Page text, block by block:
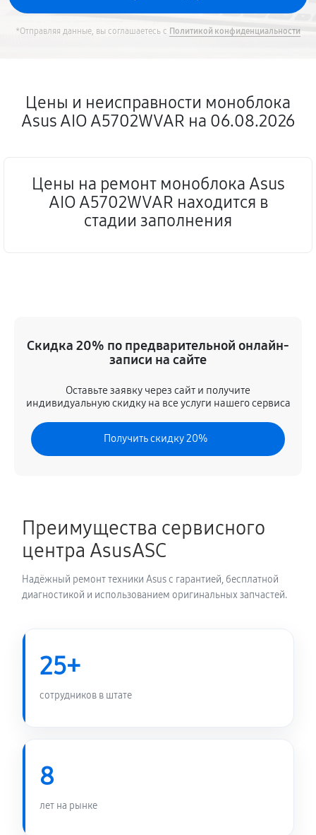
*Отправляя данные, вы соглашаетесь с Политикой конфиденциальности
Цены и неисправности моноблока
Asus AIO A5702WVAR на 06.08.2026
Цены на ремонт моноблока Asus
AIO A5702WVAR находится в
стадии заполнения
Скидка 20% по предварительной онлайн-
записи на сайте
Оставьте заявку через сайт и получите
индивидуальную скидку на все услуги нашего сервиса
Получить скидку 20%
Преимущества сервисного
центра AsusASC
Надёжный ремонт техники Asus с гарантией, бесплатной
диагностикой и использованием оригинальных запчастей.
25+
сотрудников в штате
8
лет на рынке